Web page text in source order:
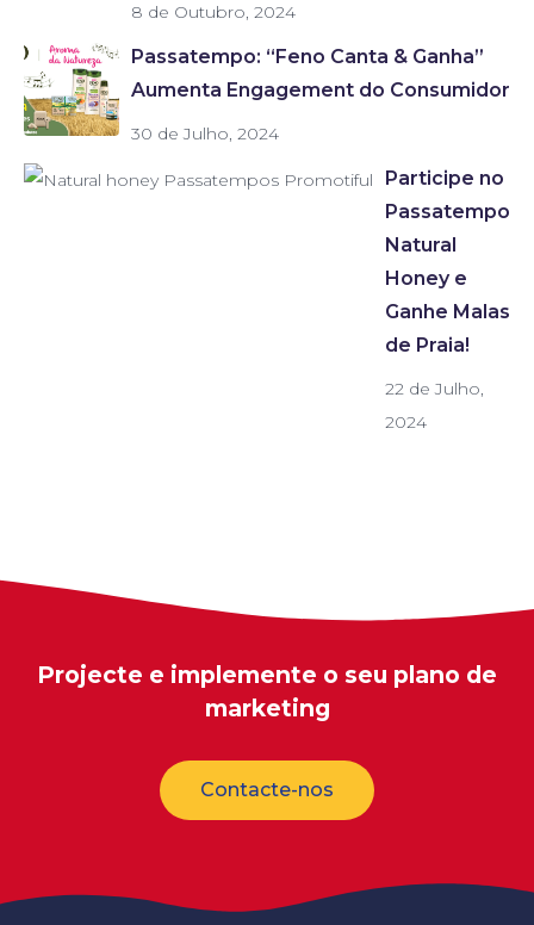
8 de Outubro, 2024
Passatempo: “Feno Canta & Ganha”
Aumenta Engagement do Consumidor
30 de Julho, 2024
Participe no
Passatempo
Natural
Honey e
Ganhe Malas
de Praia!
22 de Julho,
2024
Projecte e implemente o seu plano de
marketing
Contacte-nos